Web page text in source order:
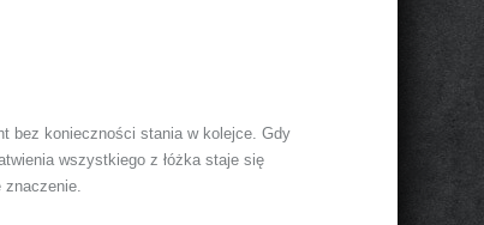
bez konieczności stania w kolejce. Gdy
wszystkiego z łóżka staje się
znaczenie.